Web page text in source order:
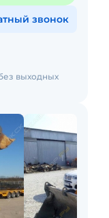
звонок
выходных